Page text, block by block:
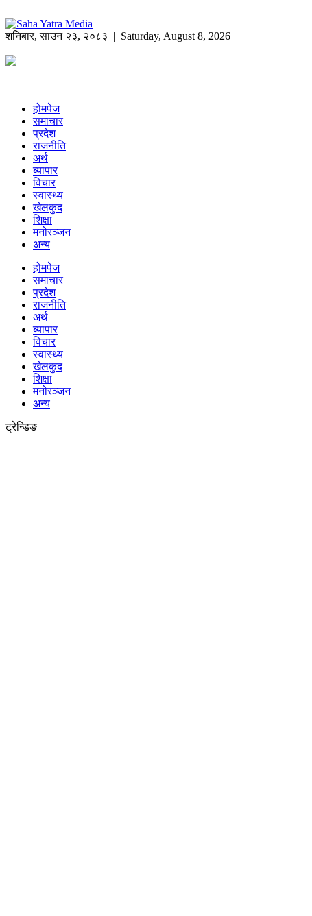
शनिबार,साउन २३, २०८३ | Saturday, August 8, 2026
होमपेज
समाचार
प्रदेश
राजनीति
अर्थ
ब्यापार
विचार
स्वास्थ्य
खेलकुद
शिक्षा
मनोरञ्जन
अन्य
होमपेज
समाचार
प्रदेश
राजनीति
अर्थ
ब्यापार
विचार
स्वास्थ्य
खेलकुद
शिक्षा
मनोरञ्जन
अन्य
ट्रेन्डिङ